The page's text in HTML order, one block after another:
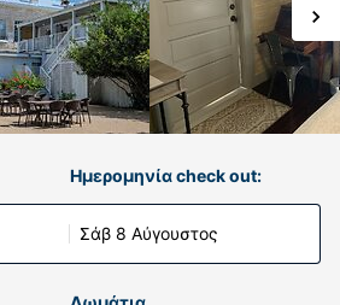
Ημερομηνία check out:
Σάβ 8 Αύγουστος